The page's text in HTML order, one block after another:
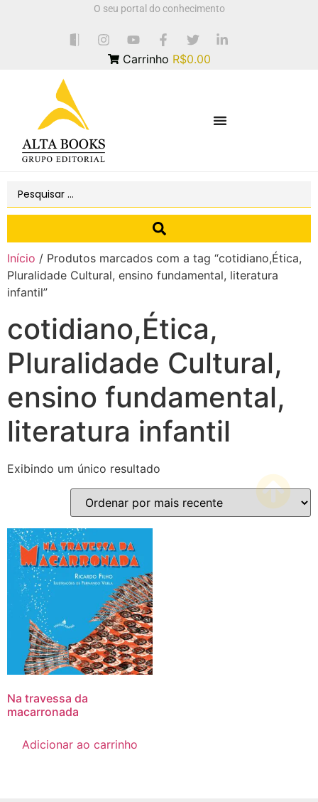
O seu portal do conhecimento
Carrinho R$0.00
Início / Produtos marcados com a tag “cotidiano,Ética,
Pluralidade Cultural, ensino fundamental, literatura
infantil”
cotidiano,Ética,
Pluralidade Cultural,
ensino fundamental,
literatura infantil
Exibindo um único resultado
Na travessa da
macarronada
Adicionar ao carrinho